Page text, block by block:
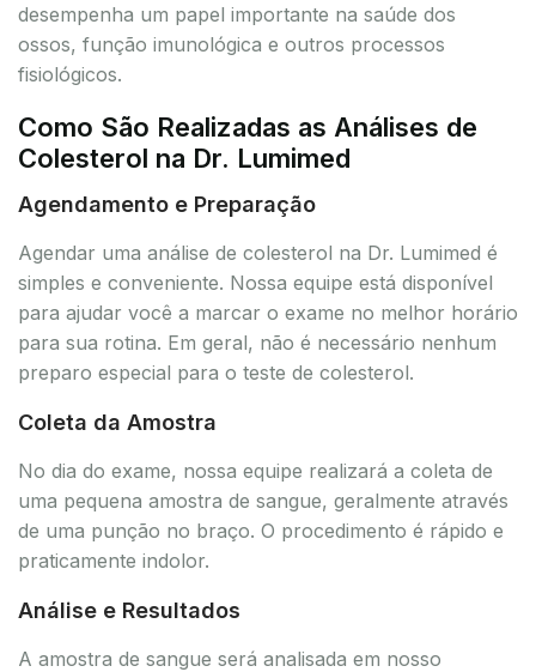
desempenha um papel importante na saúde dos
ossos, função imunológica e outros processos
fisiológicos.
Como São Realizadas as Análises de
Colesterol na Dr. Lumimed
Agendamento e Preparação
Agendar uma análise de colesterol na Dr. Lumimed é
simples e conveniente. Nossa equipe está disponível
para ajudar você a marcar o exame no melhor horário
para sua rotina. Em geral, não é necessário nenhum
preparo especial para o teste de colesterol.
Coleta da Amostra
No dia do exame, nossa equipe realizará a coleta de
uma pequena amostra de sangue, geralmente através
de uma punção no braço. O procedimento é rápido e
praticamente indolor.
Análise e Resultados
A amostra de sangue será analisada em nosso